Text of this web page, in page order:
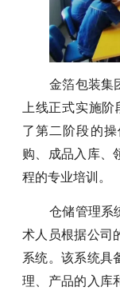
金箔包装集
上线正式实施阶
了第二阶段的
购、成品入库、
程的专业培训。
仓储管理系
术人员根据公司
系统。该系统具
理、产品的入库